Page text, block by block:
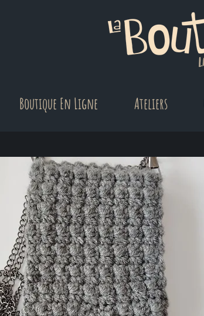
Boutique En Ligne Ateliers